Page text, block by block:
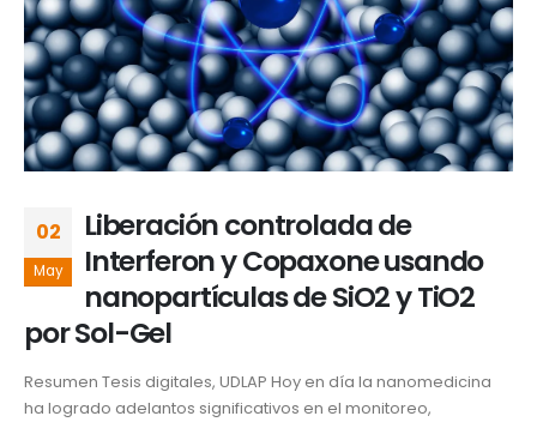
02
May
Liberación controlada de
Interferon y Copaxone usando
nanopartículas de SiO2 y TiO2
por Sol-Gel
Resumen Tesis digitales, UDLAP Hoy en día la nanomedicina
ha logrado adelantos significativos en el monitoreo,